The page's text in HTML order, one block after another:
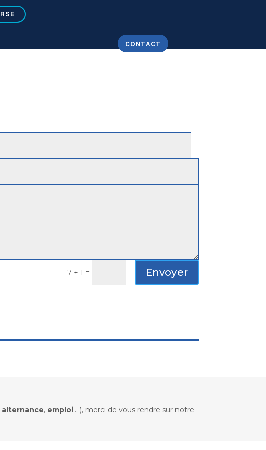
CONTACT
RSE
7 + 1 = Envoyer
alternance, emploi... ), merci de vous rendre sur notre